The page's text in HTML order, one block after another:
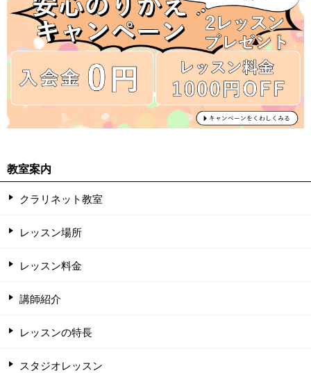
教室案内
クラリネット教室
レッスン場所
レッスン料金
講師紹介
レッスンの特長
スタジオレッスン